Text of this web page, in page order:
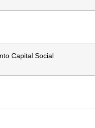
Capital Social